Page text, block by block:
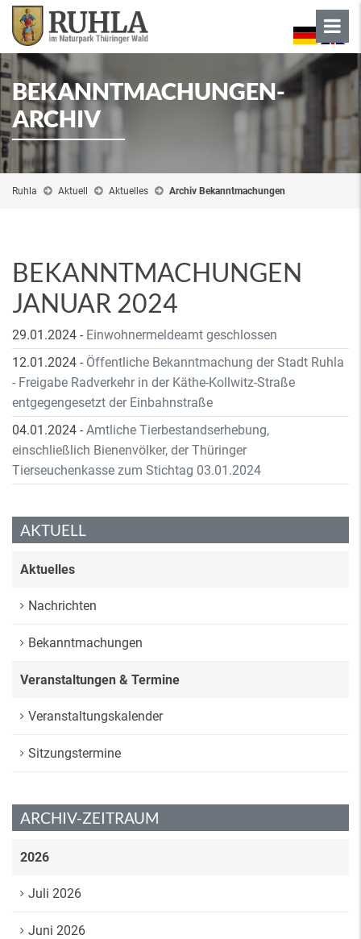
BEKANNTMACHUNGEN-
ARCHIV
Ruhla Aktuell Aktuelles Archiv Bekanntmachungen
BEKANNTMACHUNGEN
JANUAR 2024
29.01.2024 - Einwohnermeldeamt geschlossen
12.01.2024 - Öffentliche Bekanntmachung der Stadt Ruhla
- Freigabe Radverkehr in der Käthe-Kollwitz-Straße
entgegengesetzt der Einbahnstraße
04.01.2024 - Amtliche Tierbestandserhebung,
einschließlich Bienenvölker, der Thüringer
Tierseuchenkasse zum Stichtag 03.01.2024
AKTUELL
Aktuelles
Nachrichten
Bekanntmachungen
Veranstaltungen & Termine
Veranstaltungskalender
Sitzungstermine
ARCHIV-ZEITRAUM
2026
Juli 2026
Juni 2026